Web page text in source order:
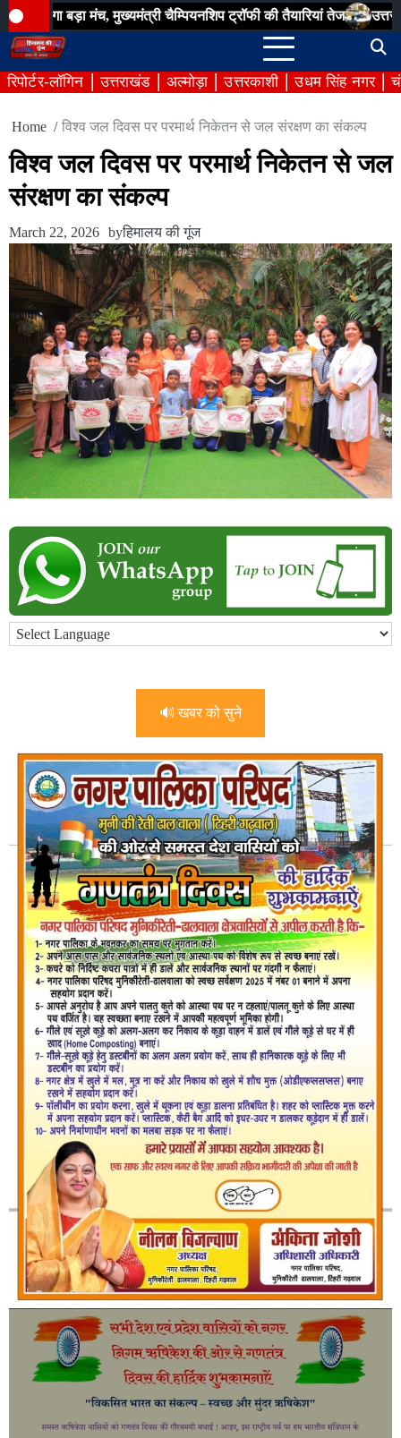
Skip
to
content
बड़ा मंच, मुख्यमंत्री चैम्पियनशिप ट्रॉफी की तैयारियां तेज उत्तराखण्ड
रिपोर्टर-लॉगिन उत्तराखंड अल्मोड़ा उत्तरकाशी उधम सिंह नगर
Home विश्व जल दिवस पर परमार्थ निकेतन से जल संरक्षण का संकल्प
विश्व जल दिवस पर परमार्थ निकेतन से जल
संरक्षण का संकल्प
March 22, 2026 byहिमालय की गूंज
🔊 खबर को सुने